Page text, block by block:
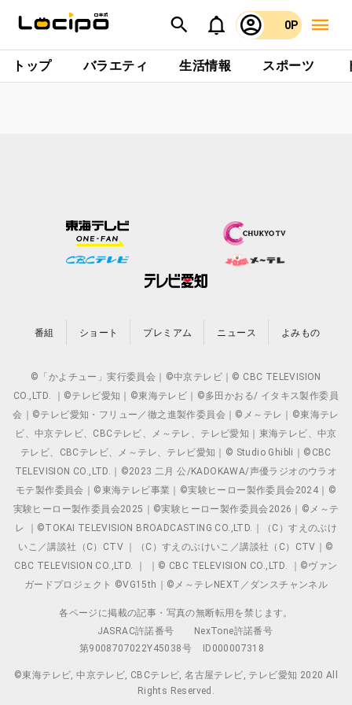
0P
トップ バラエティ 生活情報 スポーツ
番組 ショート プレミアム ニュース よみもの
©「かよチュー」実行委員会｜©中京テレビ｜© CBC TELEVISION
CO.,LTD. ｜©テレビ愛知｜©東海テレビ｜©多田かおる/ イタキス製作委員
会｜©テレビ愛知・フリュー／徹之進製作委員会｜©メ～テレ｜©東海テレ
ビ、中京テレビ、CBCテレビ、メ～テレ、テレビ愛知｜東海テレビ、中京
テレビ、CBCテレビ、メ～テレ、テレビ愛知｜© Studio Ghibli｜©CBC
TELEVISION CO.,LTD.｜©2023 二月 公/KADOKAWA/声優ラジオのウラオ
モテ製作委員会｜©東海テレビ事業｜©実験ヒーロー製作委員会2024｜©
実験ヒーロー製作委員会2025｜©実験ヒーロー製作委員会2026｜©メ～テ
レ ｜©TOKAI TELEVISION BROADCASTING CO.,LTD.｜（C）すえのぶけ
いこ／講談社（C）CTV ｜（C）すえのぶけいこ／講談社（C）CTV｜©
CBC TELEVISION CO.,LTD. ｜ ｜© CBC TELEVISION CO.,LTD. ｜©ヴァン
ガードプロジェクト ©VG15th｜©メ～テレNEXT／ダンスチャンネル
各ページに掲載の記事・写真の無断転用を禁じます。
JASRAC許諾番号
NexTone許諾番号
第9008707022Y45038号
ID000007318
©東海テレビ, 中京テレビ, CBCテレビ, 名古屋テレビ, テレビ愛知 2020 All
Rights Reserved.